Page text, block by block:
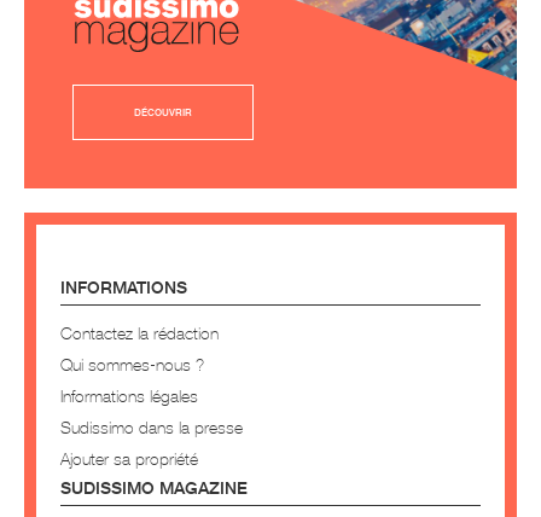
DÉCOUVRIR
INFORMATIONS
Contactez la rédaction
Qui sommes-nous ?
Informations légales
Sudissimo dans la presse
Ajouter sa propriété
SUDISSIMO MAGAZINE